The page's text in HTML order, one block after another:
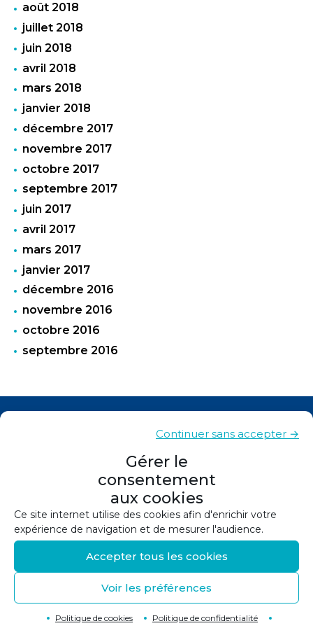
Gérer le
consentement
aux cookies
Ce site internet utilise des cookies afin d'enrichir votre
expérience de navigation et de mesurer l'audience.
Accepter tous les cookies
Continuer sans accepter →
Voir les préférences
Politique de cookies Politique de confidentialité
août 2018
juillet 2018
juin 2018
avril 2018
mars 2018
janvier 2018
décembre 2017
novembre 2017
octobre 2017
septembre 2017
juin 2017
avril 2017
mars 2017
janvier 2017
décembre 2016
novembre 2016
octobre 2016
septembre 2016
Mentions légales
Politique de confidentialité
Politique de cookies (UE)
Conception et réalisation :Canopée
Retour en haut de page↑